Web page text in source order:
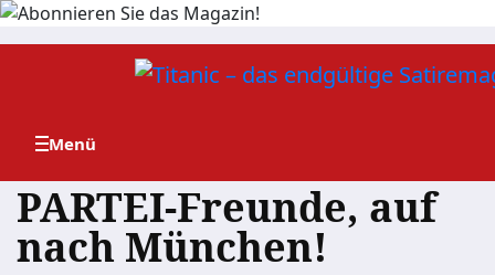
Zum
PARTEI-Freunde, auf
nach München!